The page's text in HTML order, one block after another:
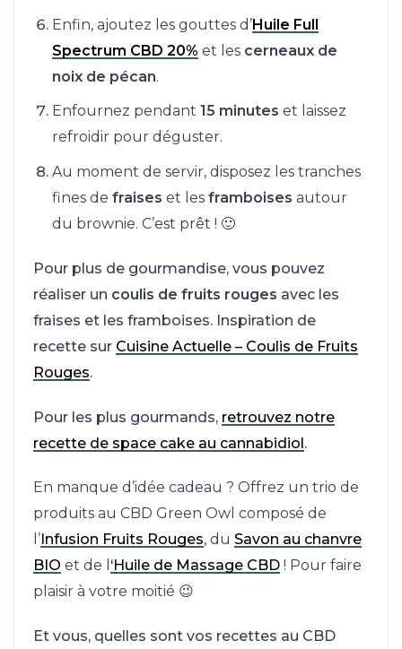
Enfin, ajoutez les gouttes d’Huile Full
Spectrum CBD 20% et les cerneaux de
noix de pécan.
Enfournez pendant 15 minutes et laissez
refroidir pour déguster.
Au moment de servir, disposez les tranches
fines de fraises et les framboises autour
du brownie. C’est prêt ! 🙂
Pour plus de gourmandise, vous pouvez
réaliser un coulis de fruits rouges avec les
fraises et les framboises. Inspiration de
recette sur Cuisine Actuelle – Coulis de Fruits
Rouges.
Pour les plus gourmands, retrouvez notre
recette de space cake au cannabidiol.
En manque d’idée cadeau ? Offrez un trio de
produits au CBD Green Owl composé de
l’Infusion Fruits Rouges, du Savon au chanvre
BIO et de l ‘Huile de Massage CBD! Pour faire
plaisir à votre moitié 😉
Et vous, quelles sont vos recettes au CBD